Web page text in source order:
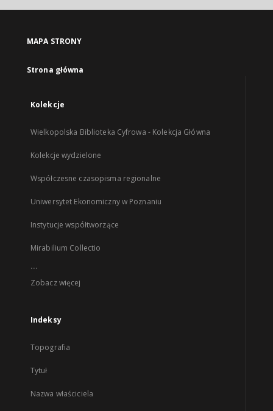
MAPA STRONY
Strona główna
Kolekcje
Wielkopolska Biblioteka Cyfrowa - Kolekcja Główna
Kolekcje wydzielone
Współczesne czasopisma regionalne
Uniwersytet Ekonomiczny w Poznaniu
Instytucje współtworzące
Mirabilium Collectio
...
Zobacz więcej
Indeksy
Topografia
Tytuł
Nazwa właściciela